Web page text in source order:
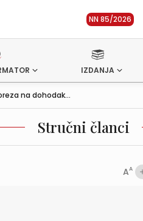
NN 85/2026
IZDANJA
na dohodak...
Stručni članci
AA